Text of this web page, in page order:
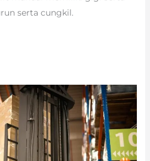
serta cungkil.